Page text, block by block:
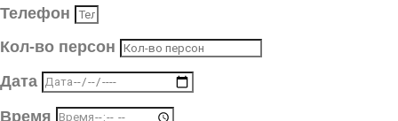
Телефон
Кол-во персон
Дата
Время